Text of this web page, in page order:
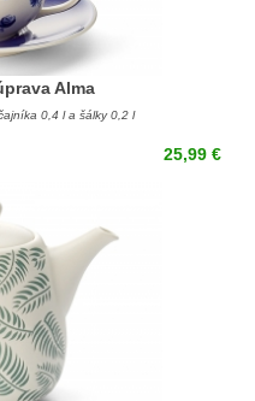
Alma
0,4 l a šálky 0,2 l
25,99 €